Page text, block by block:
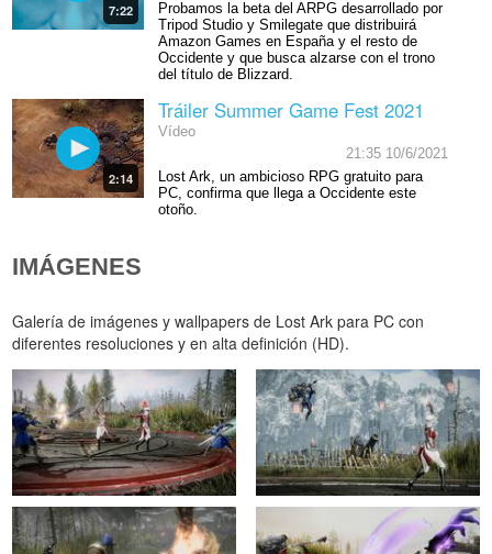
7:22
Probamos la beta del ARPG desarrollado por
Tripod Studio y Smilegate que distribuirá
Amazon Games en España y el resto de
Occidente y que busca alzarse con el trono
del título de Blizzard.
2:14
Tráiler Summer Game Fest 2021
Vídeo
21:35 10/6/2021
Lost Ark, un ambicioso RPG gratuito para
PC, confirma que llega a Occidente este
otoño.
IMÁGENES
Galería de imágenes y wallpapers de Lost Ark para PC con
diferentes resoluciones y en alta definición (HD).